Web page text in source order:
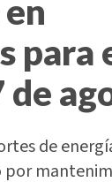
para
de
de
por